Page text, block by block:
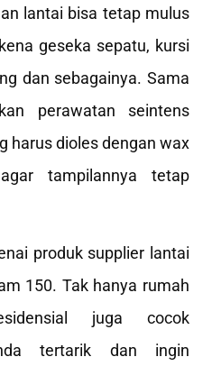
lantai bisa tetap mulus
geseka sepatu, kursi
dan sebagainya. Sama
perawatan seintens
harus dioles dengan wax
tampilannya tetap
produk supplier lantai
150. Tak hanya rumah
juga cocok
tertarik dan ingin